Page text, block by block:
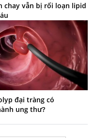
chay vẫn bị rối loạn lipid
đại tràng có
ung thư?